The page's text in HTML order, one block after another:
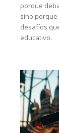
porque
sino
desafíos
educativo.